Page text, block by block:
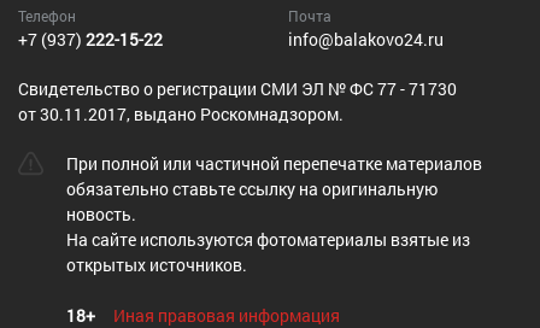
Телефон
+7 (937) 222-15-22
Почта
info@balakovo24.ru
Cвидетельство о регистрации СМИ ЭЛ № ФС 77 - 71730
от 30.11.2017, выдано Роскомнадзором.
При полной или частичной перепечатке материалов
обязательно ставьте ссылку на оригинальную
новость.
На сайте используются фотоматериалы взятые из
открытых источников.
18+ Иная правовая информация